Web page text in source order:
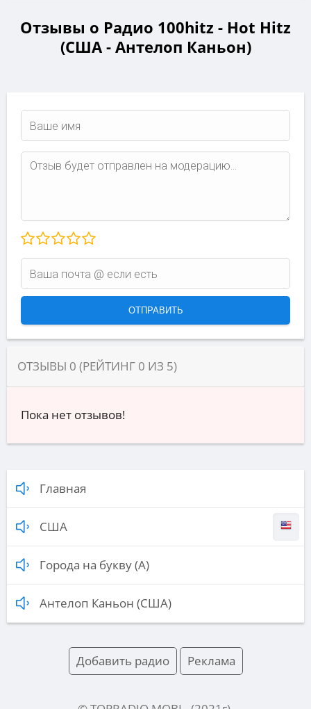
Отзывы о Радио 100hitz - Hot Hitz
(США - Антелоп Каньон)
ОТЗЫВЫ 0 (РЕЙТИНГ 0 ИЗ 5)
Пока нет отзывов!
Главная
США
Города на букву (А)
Антелоп Каньон (США)
Добавить радио Реклама